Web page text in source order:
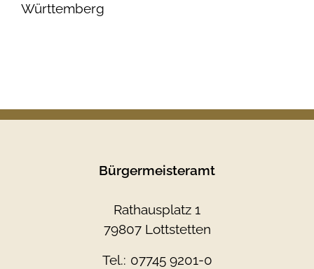
Württemberg
Bürgermeisteramt
Rathausplatz 1
79807 Lottstetten
Tel.: 07745 9201-0